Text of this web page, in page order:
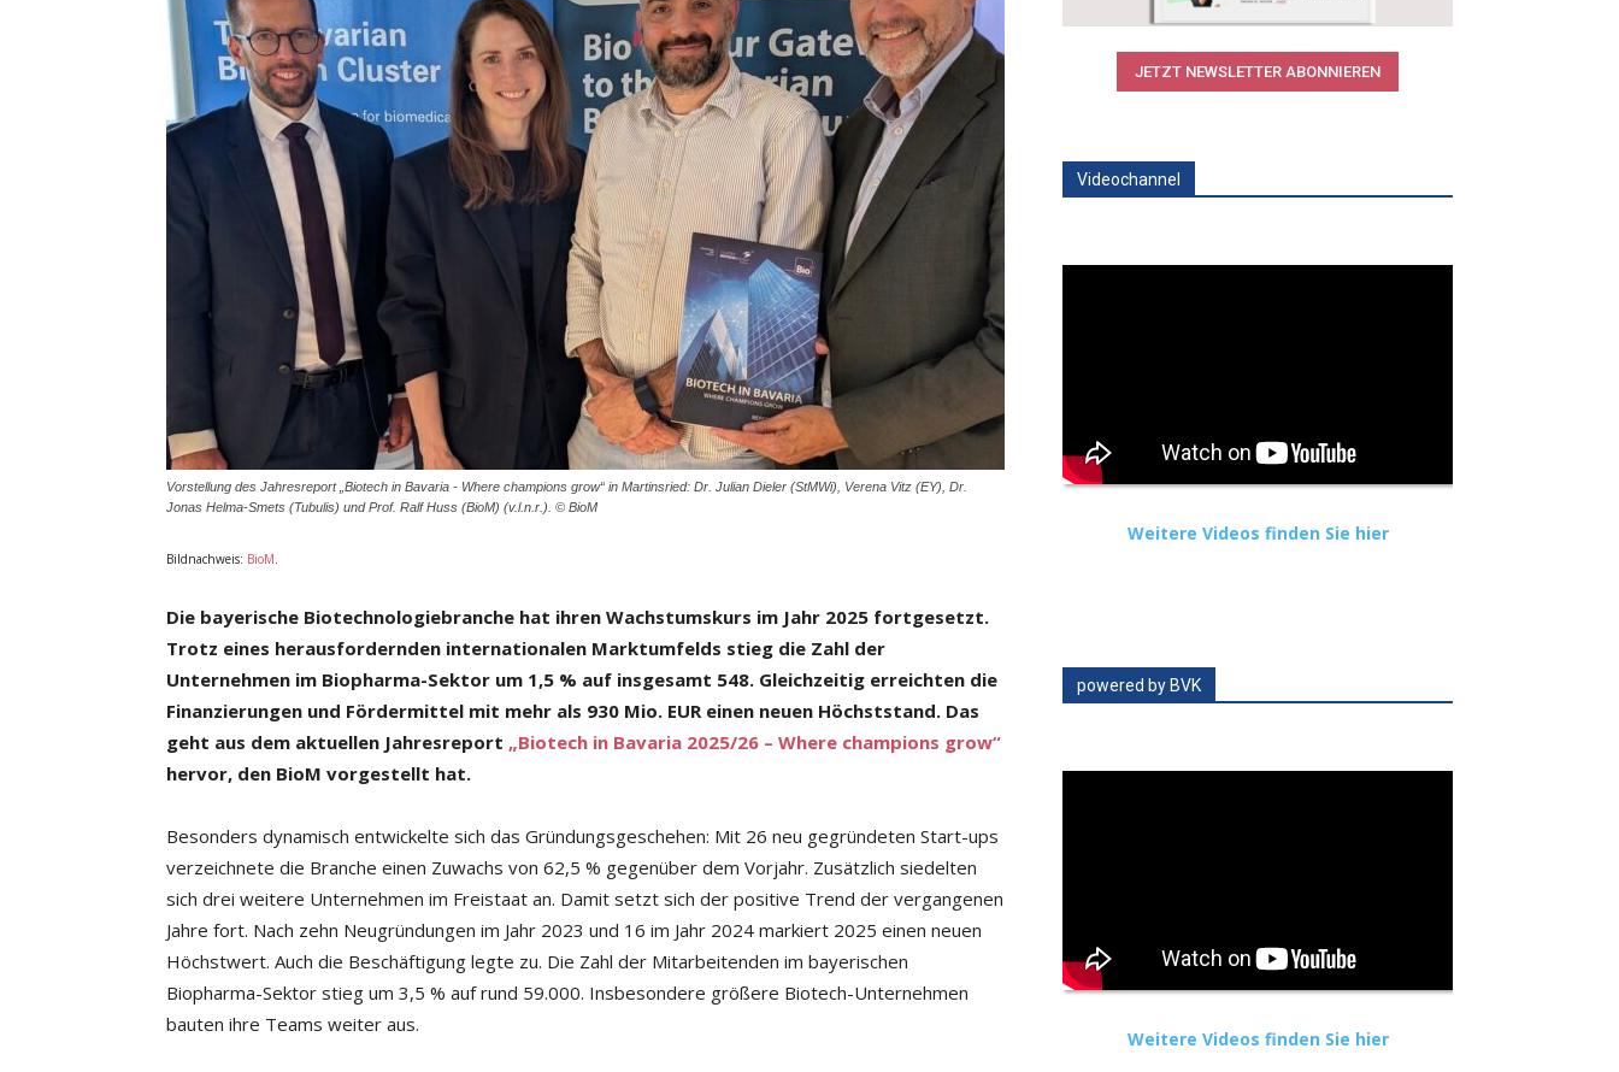
Vorstellung des Jahresreport „Biotech in Bavaria - Where champions grow“ in Martinsried: Dr. Julian Dieler (StMWi), Verena Vitz (EY), Dr.
Jonas Helma-Smets (Tubulis) und Prof. Ralf Huss (BioM) (v.l.n.r.). © BioM
Bildnachweis: BioM.
Die bayerische Biotechnologiebranche hat ihren Wachstumskurs im Jahr 2025 fortgesetzt.
Trotz eines herausfordernden internationalen Marktumfelds stieg die Zahl der
Unternehmen im Biopharma-Sektor um 1,5 % auf insgesamt 548. Gleichzeitig erreichten die
Finanzierungen und Fördermittel mit mehr als 930 Mio. EUR einen neuen Höchststand. Das
geht aus dem aktuellen Jahresreport „Biotech in Bavaria 2025/26 – Where champions grow“
hervor, den BioM vorgestellt hat.
Besonders dynamisch entwickelte sich das Gründungsgeschehen: Mit 26 neu gegründeten Start-ups
verzeichnete die Branche einen Zuwachs von 62,5 % gegenüber dem Vorjahr. Zusätzlich siedelten
sich drei weitere Unternehmen im Freistaat an. Damit setzt sich der positive Trend der vergangenen
Jahre fort. Nach zehn Neugründungen im Jahr 2023 und 16 im Jahr 2024 markiert 2025 einen neuen
Höchstwert. Auch die Beschäftigung legte zu. Die Zahl der Mitarbeitenden im bayerischen
Biopharma-Sektor stieg um 3,5 % auf rund 59.000. Insbesondere größere Biotech-Unternehmen
bauten ihre Teams weiter aus.
JETZT NEWSLETTER ABONNIEREN
Videochannel
Weitere Videos finden Sie hier
powered by BVK
Weitere Videos finden Sie hier